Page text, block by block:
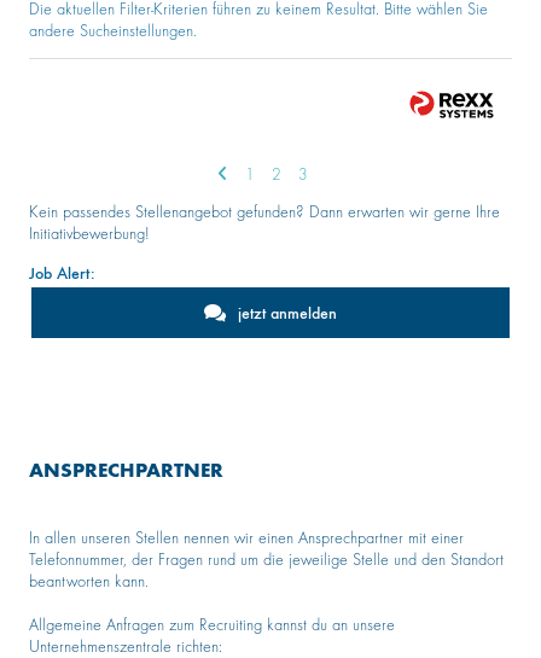
Die aktuellen Filter-Kriterien führen zu keinem Resultat. Bitte wählen Sie
andere Sucheinstellungen.
1 2 3
Kein passendes Stellenangebot gefunden? Dann erwarten wir gerne Ihre
Initiativbewerbung!
Job Alert:
jetzt anmelden
ANSPRECHPARTNER
In allen unseren Stellen nennen wir einen Ansprechpartner mit einer
Telefonnummer, der Fragen rund um die jeweilige Stelle und den Standort
beantworten kann.
Allgemeine Anfragen zum Recruiting kannst du an unsere
Unternehmenszentrale richten: